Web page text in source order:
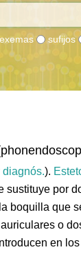
sufijos
diagnós.).
sustituye por
boquilla que
o
en